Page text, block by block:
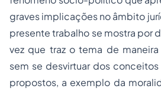
graves implicações no âmbito
presente trabalho se mostra por
vez que traz o tema de
sem se desvirtuar dos
propostos, a exemplo da